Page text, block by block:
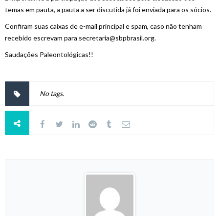
temas em pauta, a pauta a ser discutida já foi enviada para os sócios.
Confiram suas caixas de e-mail principal e spam, caso não tenham
recebido escrevam para secretaria@sbpbrasil.org.
Saudações Paleontológicas!!
No tags.